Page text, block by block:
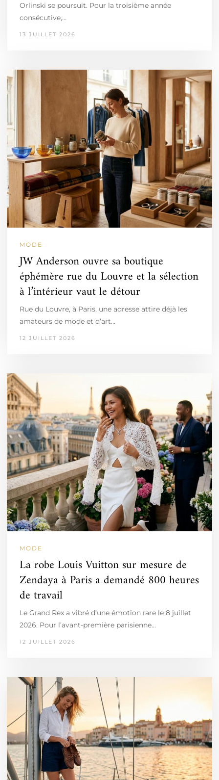
Orlinski se poursuit. Pour la troisième année
consécutive,…
13 JUILLET 2026
MODE
JW Anderson ouvre sa boutique
éphémère rue du Louvre et la sélection
à l’intérieur vaut le détour
Rue du Louvre, à Paris, une adresse attire déjà les
amateurs de mode et d’art…
12 JUILLET 2026
MODE
La robe Louis Vuitton sur mesure de
Zendaya à Paris a demandé 800 heures
de travail
Le Grand Rex a vibré d’une émotion rare le 8 juillet
2026. Pour l’avant-première parisienne…
12 JUILLET 2026